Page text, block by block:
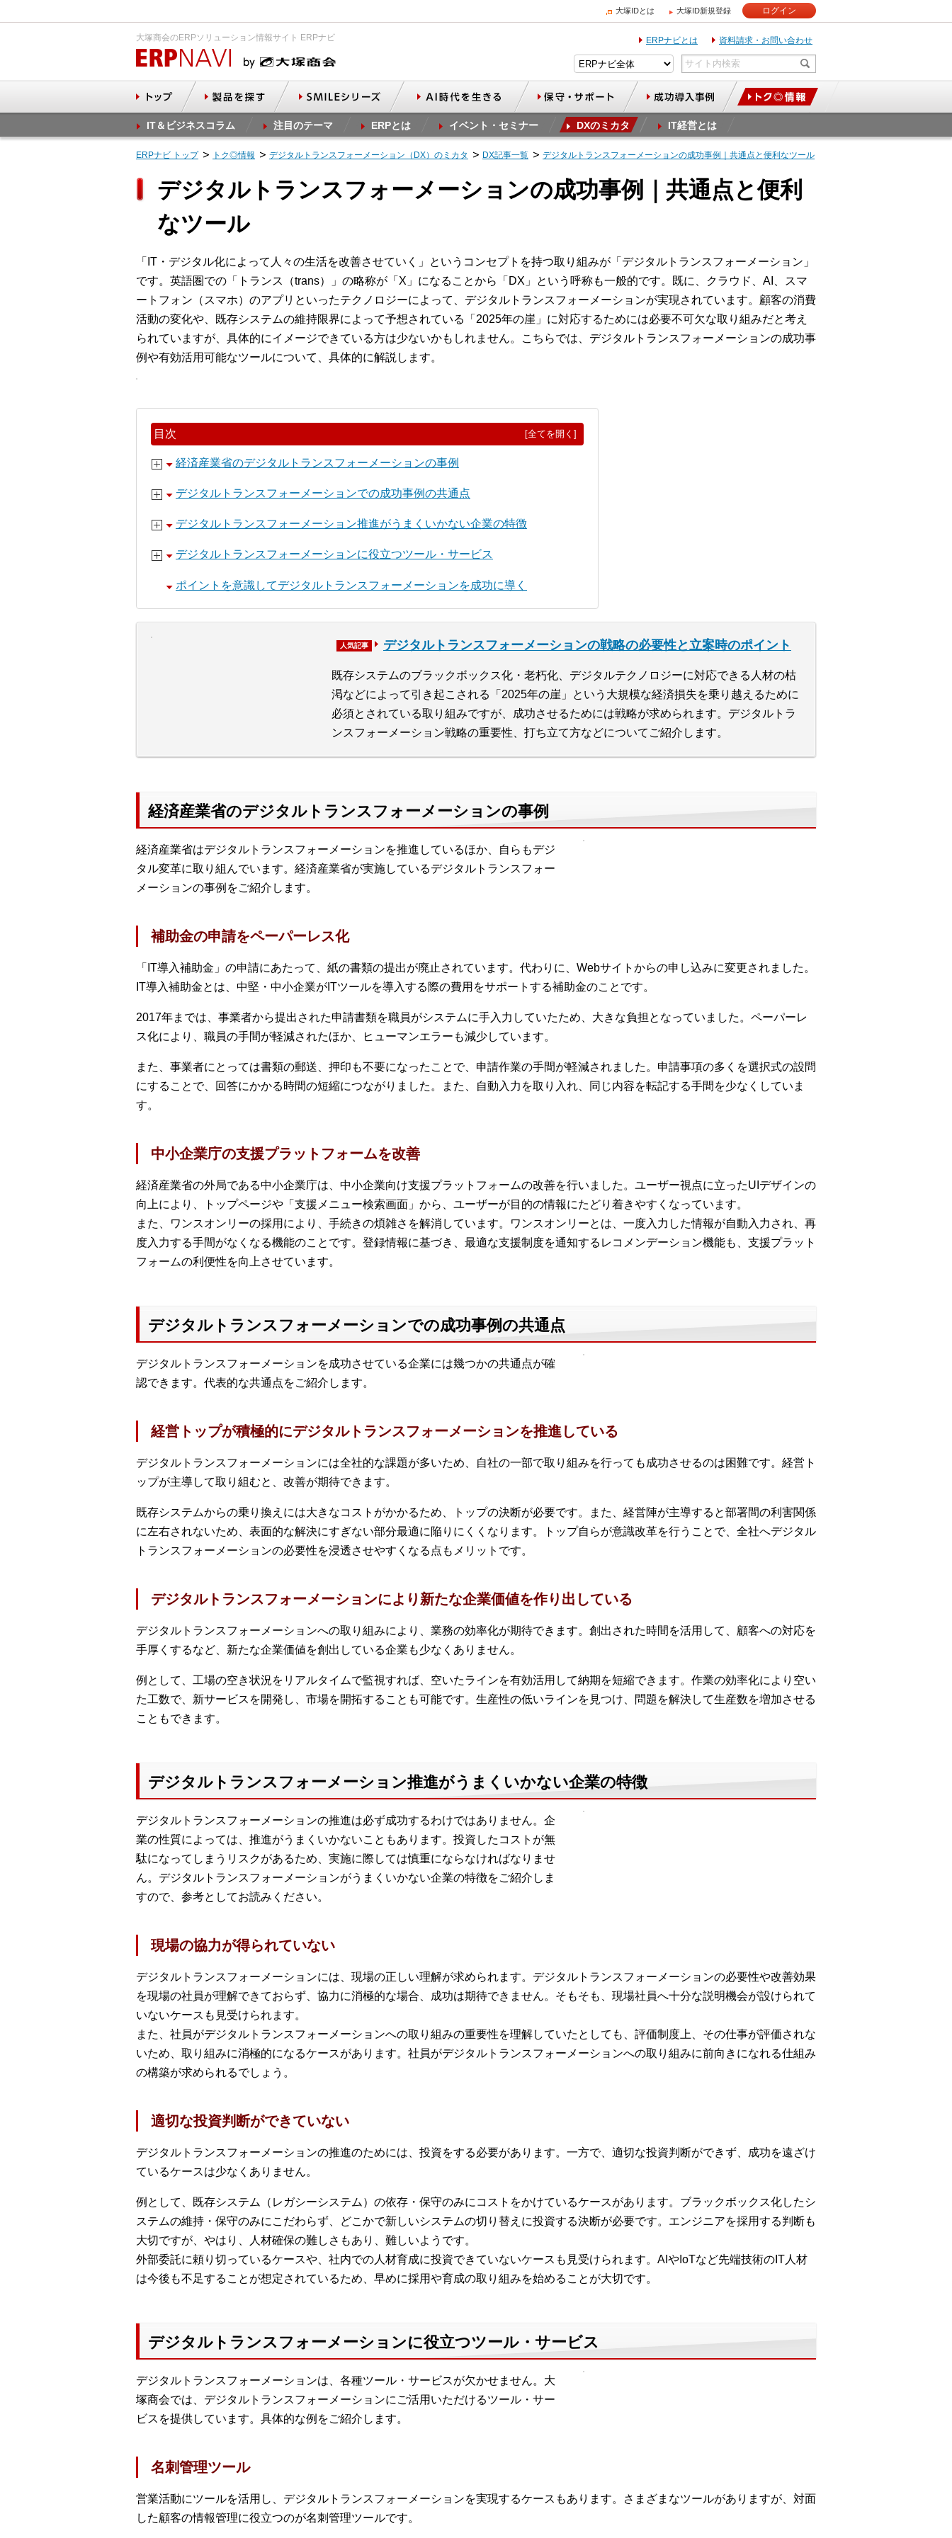
大塚IDとは 大塚ID新規登録 ログイン
大塚商会のERPソリューション情報サイト ERPナビ ERPナビとは 資料請求・お問い合わせ
IT＆ビジネスコラム 注目のテーマ ERPとは イベント・セミナー DXのミカタ IT経営とは
ERPナビ トップ トク◎情報 デジタルトランスフォーメーション（DX）のミカタ DX記事一覧 デジタルトランスフォーメーションの成功事例｜共通点と便利なツール
デジタルトランスフォーメーションの成功事例｜共通点と便利
なツール
「IT・デジタル化によって人々の生活を改善させていく」というコンセプトを持つ取り組みが「デジタルトランスフォーメーション」
です。英語圏での「トランス（trans）」の略称が「X」になることから「DX」という呼称も一般的です。既に、クラウド、AI、スマ
ートフォン（スマホ）のアプリといったテクノロジーによって、デジタルトランスフォーメーションが実現されています。顧客の消費
活動の変化や、既存システムの維持限界によって予想されている「2025年の崖」に対応するためには必要不可欠な取り組みだと考え
られていますが、具体的にイメージできている方は少ないかもしれません。こちらでは、デジタルトランスフォーメーションの成功事
例や有効活用可能なツールについて、具体的に解説します。
目次 [全てを開く]
経済産業省のデジタルトランスフォーメーションの事例
デジタルトランスフォーメーションでの成功事例の共通点
デジタルトランスフォーメーション推進がうまくいかない企業の特徴
デジタルトランスフォーメーションに役立つツール・サービス
ポイントを意識してデジタルトランスフォーメーションを成功に導く
人気記事 デジタルトランスフォーメーションの戦略の必要性と立案時のポイント
既存システムのブラックボックス化・老朽化、デジタルテクノロジーに対応できる人材の枯
渇などによって引き起こされる「2025年の崖」という大規模な経済損失を乗り越えるために
必須とされている取り組みですが、成功させるためには戦略が求められます。デジタルトラ
ンスフォーメーション戦略の重要性、打ち立て方などについてご紹介します。
経済産業省のデジタルトランスフォーメーションの事例
経済産業省はデジタルトランスフォーメーションを推進しているほか、自らもデジ
タル変革に取り組んでいます。経済産業省が実施しているデジタルトランスフォー
メーションの事例をご紹介します。
補助金の申請をペーパーレス化
「IT導入補助金」の申請にあたって、紙の書類の提出が廃止されています。代わりに、Webサイトからの申し込みに変更されました。
IT導入補助金とは、中堅・中小企業がITツールを導入する際の費用をサポートする補助金のことです。
2017年までは、事業者から提出された申請書類を職員がシステムに手入力していたため、大きな負担となっていました。ペーパーレ
ス化により、職員の手間が軽減されたほか、ヒューマンエラーも減少しています。
また、事業者にとっては書類の郵送、押印も不要になったことで、申請作業の手間が軽減されました。申請事項の多くを選択式の設問
にすることで、回答にかかる時間の短縮につながりました。また、自動入力を取り入れ、同じ内容を転記する手間を少なくしていま
す。
中小企業庁の支援プラットフォームを改善
経済産業省の外局である中小企業庁は、中小企業向け支援プラットフォームの改善を行いました。ユーザー視点に立ったUIデザインの
向上により、トップページや「支援メニュー検索画面」から、ユーザーが目的の情報にたどり着きやすくなっています。
また、ワンスオンリーの採用により、手続きの煩雑さを解消しています。ワンスオンリーとは、一度入力した情報が自動入力され、再
度入力する手間がなくなる機能のことです。登録情報に基づき、最適な支援制度を通知するレコメンデーション機能も、支援プラット
フォームの利便性を向上させています。
デジタルトランスフォーメーションでの成功事例の共通点
デジタルトランスフォーメーションを成功させている企業には幾つかの共通点が確
認できます。代表的な共通点をご紹介します。
経営トップが積極的にデジタルトランスフォーメーションを推進している
デジタルトランスフォーメーションには全社的な課題が多いため、自社の一部で取り組みを行っても成功させるのは困難です。経営ト
ップが主導して取り組むと、改善が期待できます。
既存システムからの乗り換えには大きなコストがかかるため、トップの決断が必要です。また、経営陣が主導すると部署間の利害関係
に左右されないため、表面的な解決にすぎない部分最適に陥りにくくなります。トップ自らが意識改革を行うことで、全社へデジタル
トランスフォーメーションの必要性を浸透させやすくなる点もメリットです。
デジタルトランスフォーメーションにより新たな企業価値を作り出している
デジタルトランスフォーメーションへの取り組みにより、業務の効率化が期待できます。創出された時間を活用して、顧客への対応を
手厚くするなど、新たな企業価値を創出している企業も少なくありません。
例として、工場の空き状況をリアルタイムで監視すれば、空いたラインを有効活用して納期を短縮できます。作業の効率化により空い
た工数で、新サービスを開発し、市場を開拓することも可能です。生産性の低いラインを見つけ、問題を解決して生産数を増加させる
こともできます。
デジタルトランスフォーメーション推進がうまくいかない企業の特徴
デジタルトランスフォーメーションの推進は必ず成功するわけではありません。企
業の性質によっては、推進がうまくいかないこともあります。投資したコストが無
駄になってしまうリスクがあるため、実施に際しては慎重にならなければなりませ
ん。デジタルトランスフォーメーションがうまくいかない企業の特徴をご紹介しま
すので、参考としてお読みください。
現場の協力が得られていない
デジタルトランスフォーメーションには、現場の正しい理解が求められます。デジタルトランスフォーメーションの必要性や改善効果
を現場の社員が理解できておらず、協力に消極的な場合、成功は期待できません。そもそも、現場社員へ十分な説明機会が設けられて
いないケースも見受けられます。
また、社員がデジタルトランスフォーメーションへの取り組みの重要性を理解していたとしても、評価制度上、その仕事が評価されな
いため、取り組みに消極的になるケースがあります。社員がデジタルトランスフォーメーションへの取り組みに前向きになれる仕組み
の構築が求められるでしょう。
適切な投資判断ができていない
デジタルトランスフォーメーションの推進のためには、投資をする必要があります。一方で、適切な投資判断ができず、成功を遠ざけ
ているケースは少なくありません。
例として、既存システム（レガシーシステム）の依存・保守のみにコストをかけているケースがあります。ブラックボックス化したシ
ステムの維持・保守のみにこだわらず、どこかで新しいシステムの切り替えに投資する決断が必要です。エンジニアを採用する判断も
大切ですが、やはり、人材確保の難しさもあり、難しいようです。
外部委託に頼り切っているケースや、社内での人材育成に投資できていないケースも見受けられます。AIやIoTなど先端技術のIT人材
は今後も不足することが想定されているため、早めに採用や育成の取り組みを始めることが大切です。
デジタルトランスフォーメーションに役立つツール・サービス
デジタルトランスフォーメーションは、各種ツール・サービスが欠かせません。大
塚商会では、デジタルトランスフォーメーションにご活用いただけるツール・サー
ビスを提供しています。具体的な例をご紹介します。
名刺管理ツール
営業活動にツールを活用し、デジタルトランスフォーメーションを実現するケースもあります。さまざまなツールがありますが、対面
した顧客の情報管理に役立つのが名刺管理ツールです。